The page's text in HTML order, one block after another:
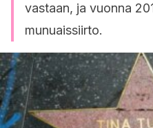
vastaan, ja vuonna
munuaissiirto.